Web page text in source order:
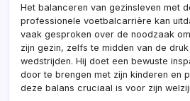
Het balanceren van gezinsleven met
professionele voetbalcarrière kan
vaak gesproken over de noodzaak
zijn gezin, zelfs te midden van de
wedstrijden. Hij doet een bewuste
door te brengen met zijn kinderen en
deze balans cruciaal is voor zijn